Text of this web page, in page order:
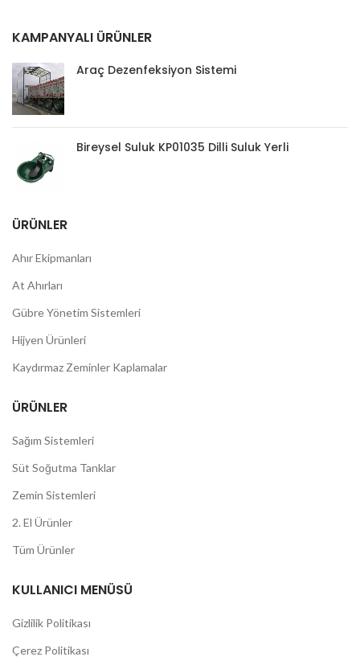
KAMPANYALI ÜRÜNLER
Araç Dezenfeksiyon Sistemi
Bireysel Suluk KP01035 Dilli Suluk Yerli
ÜRÜNLER
Ahır Ekipmanları
At Ahırları
Gübre Yönetim Sistemleri
Hijyen Ürünleri
Kaydırmaz Zeminler Kaplamalar
ÜRÜNLER
Sağım Sistemleri
Süt Soğutma Tanklar
Zemin Sistemleri
2. El Ürünler
Tüm Ürünler
KULLANICI MENÜSÜ
Gizlilik Politikası
Çerez Politikası